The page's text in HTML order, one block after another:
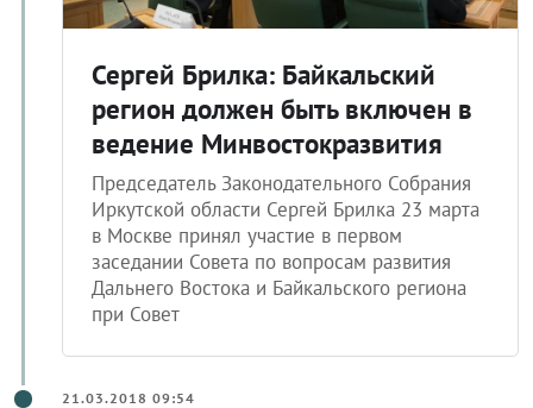
Сергей Брилка: Байкальский
регион должен быть включен в
ведение Минвостокразвития
Председатель Законодательного Собрания
Иркутской области Сергей Брилка 23 марта
в Москве принял участие в первом
заседании Совета по вопросам развития
Дальнего Востока и Байкальского региона
при Совет
21.03.2018 09:54